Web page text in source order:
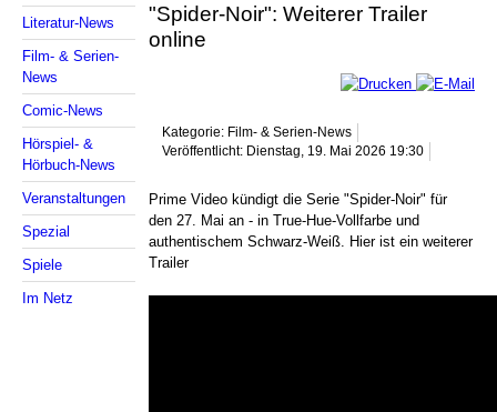
Literatur-News
Film- & Serien-
News
Comic-News
Hörspiel- &
Hörbuch-News
Veranstaltungen
Spezial
Spiele
Im Netz
"Spider-Noir": Weiterer Trailer
online
Kategorie: Film- & Serien-News
Veröffentlicht: Dienstag, 19. Mai 2026 19:30
Prime Video kündigt die Serie "Spider-Noir" für
den 27. Mai an - in True-Hue-Vollfarbe und
authentischem Schwarz-Weiß. Hier ist ein weiterer
Trailer